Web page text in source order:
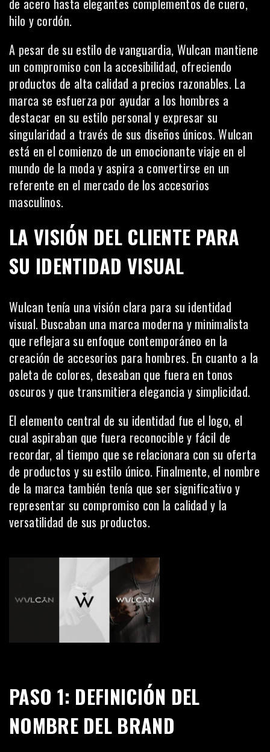
de acero hasta elegantes complementos de cuero,
hilo y cordón.
A pesar de su estilo de vanguardia, Wulcan mantiene
un compromiso con la accesibilidad, ofreciendo
productos de alta calidad a precios razonables. La
marca se esfuerza por ayudar a los hombres a
destacar en su estilo personal y expresar su
singularidad a través de sus diseños únicos. Wulcan
está en el comienzo de un emocionante viaje en el
mundo de la moda y aspira a convertirse en un
referente en el mercado de los accesorios
masculinos.
LA VISIÓN DEL CLIENTE PARA
SU IDENTIDAD VISUAL
Wulcan tenía una visión clara para su identidad
visual. Buscaban una marca moderna y minimalista
que reflejara su enfoque contemporáneo en la
creación de accesorios para hombres. En cuanto a la
paleta de colores, deseaban que fuera en tonos
oscuros y que transmitiera elegancia y simplicidad.
El elemento central de su identidad fue el logo, el
cual aspiraban que fuera reconocible y fácil de
recordar, al tiempo que se relacionara con su oferta
de productos y su estilo único. Finalmente, el nombre
de la marca también tenía que ser significativo y
representar su compromiso con la calidad y la
versatilidad de sus productos.
PASO 1: DEFINICIÓN DEL
NOMBRE DEL BRAND